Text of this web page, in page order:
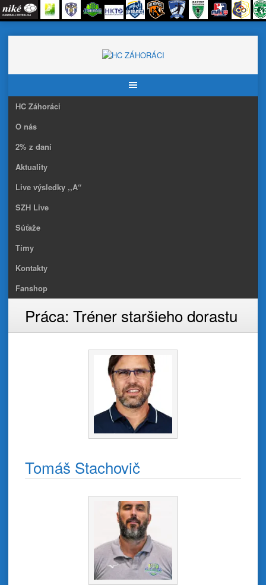
HC Záhoráci
O nás
2% z daní
Aktuality
Live výsledky ,,A“
SZH Live
Súťaže
Tímy
Kontakty
Fanshop
Práca: Tréner staršieho dorastu
Tomáš Stachovič